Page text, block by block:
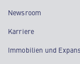
Newsroom
Karriere
Immobilien und